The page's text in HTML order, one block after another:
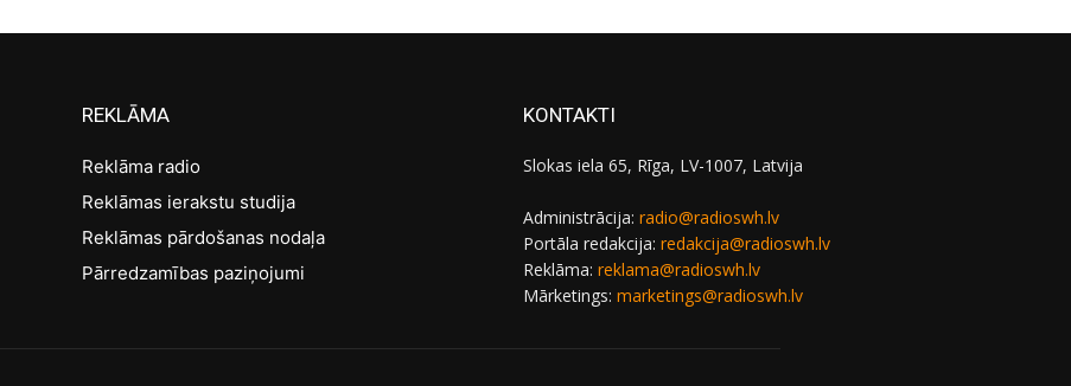
REKLĀMA
Reklāma radio
Reklāmas ierakstu studija
Reklāmas pārdošanas nodaļa
Pārredzamības paziņojumi
KONTAKTI
Slokas iela 65, Rīga, LV-1007, Latvija
Administrācija: radio@radioswh.lv
Portāla redakcija: redakcija@radioswh.lv
Reklāma: reklama@radioswh.lv
Mārketings: marketings@radioswh.lv